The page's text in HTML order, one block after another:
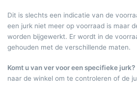
Dit is slechts een indicatie van de
een jurk niet meer op voorraad is maar
worden bijgewerkt. Er wordt in de
gehouden met de verschillende maten.
Komt u van ver voor een specifieke jurk?
naar de winkel om te controleren of de